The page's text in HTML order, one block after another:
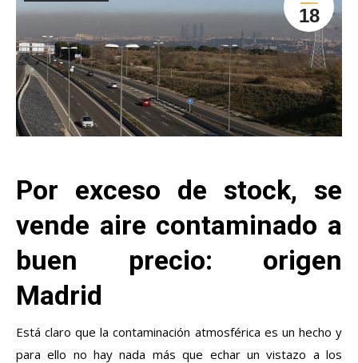
18
Por exceso de stock, se
vende aire contaminado a
buen precio: origen
Madrid
Está claro que la contaminación atmosférica es un hecho y
para ello no hay nada más que echar un vistazo a los